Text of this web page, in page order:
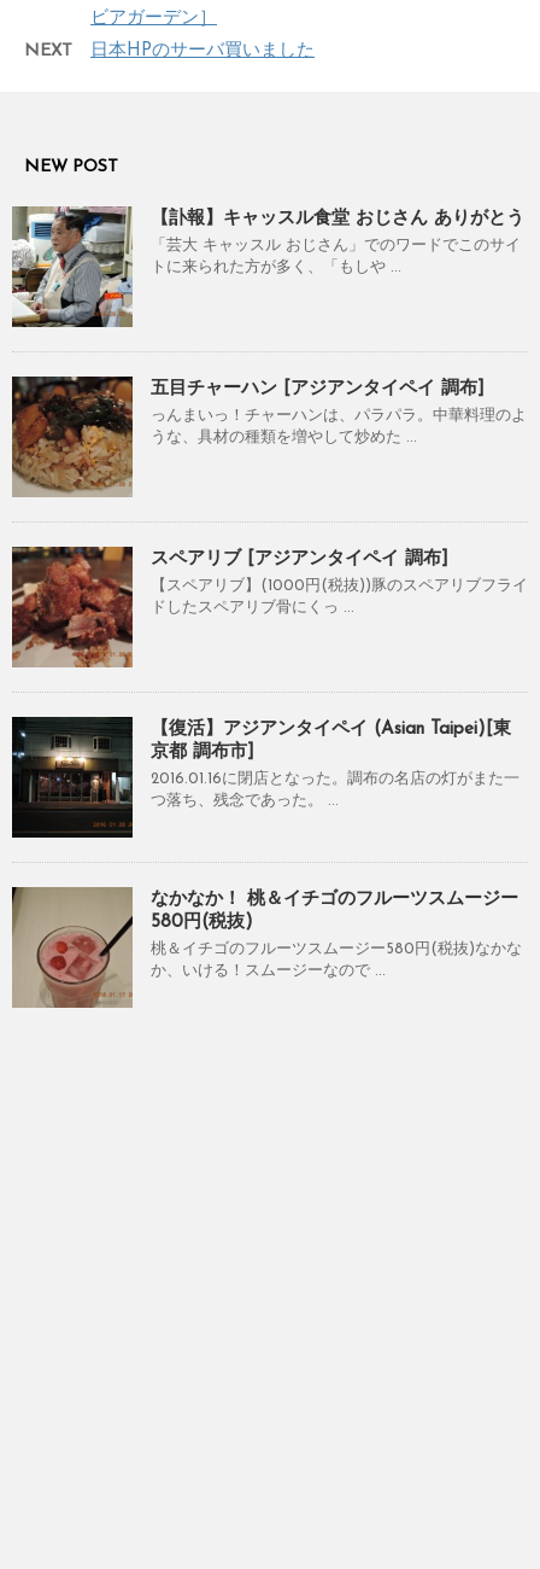
ビアガーデン］
NEXT
日本HPのサーバ買いました
NEW POST
【訃報】キャッスル食堂 おじさん ありがとう
「芸大 キャッスル おじさん」でのワードでこのサイ
トに来られた方が多く、「もしや ...
五目チャーハン [アジアンタイペイ 調布]
っんまいっ！チャーハンは、パラパラ。中華料理のよ
うな、具材の種類を増やして炒めた ...
スペアリブ [アジアンタイペイ 調布]
【スペアリブ】(1000円(税抜))豚のスペアリブフライ
ドしたスペアリブ骨にくっ ...
【復活】アジアンタイペイ (Asian Taipei)[東
京都 調布市]
2016.01.16に閉店となった。調布の名店の灯がまた一
つ落ち、残念であった。 ...
なかなか！ 桃＆イチゴのフルーツスムージー
580円(税抜)
桃＆イチゴのフルーツスムージー580円(税抜)なかな
か、いける！スムージーなので ...